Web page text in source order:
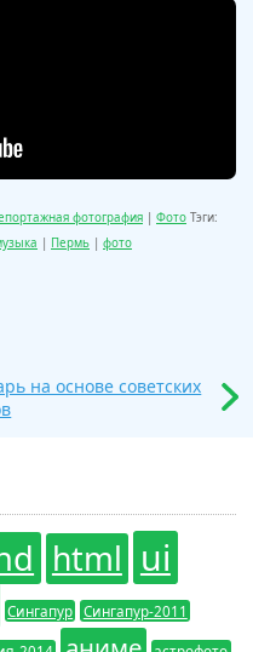
фотография | Фото Тэги:
| Пермь | фото
на основе советских
html ui
Сингапур Сингапур-2011